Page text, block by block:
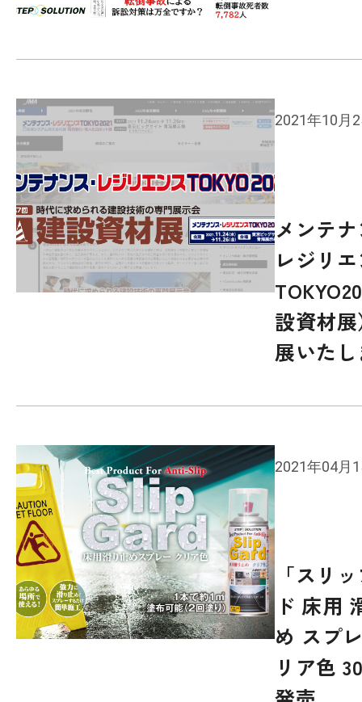
2021年10月
メンテ
レジリ
設資材
展いた
2021年04月
「スリ
ド 床用
め スプ
リア色